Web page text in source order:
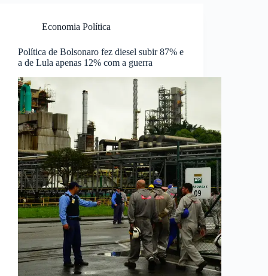
Economia Política
Política de Bolsonaro fez diesel subir 87% e
a de Lula apenas 12% com a guerra